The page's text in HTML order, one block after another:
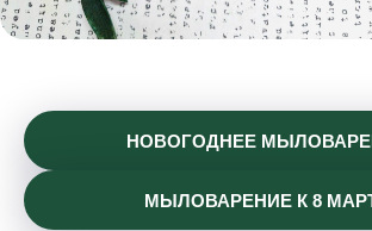
НОВОГОДНЕЕ
МЫЛОВАРЕНИЕ К 8